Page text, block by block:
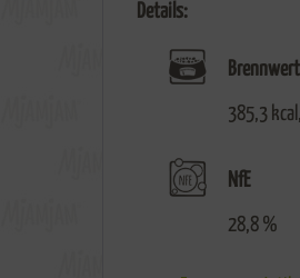
Details:
385,3
NfE
28,8 %